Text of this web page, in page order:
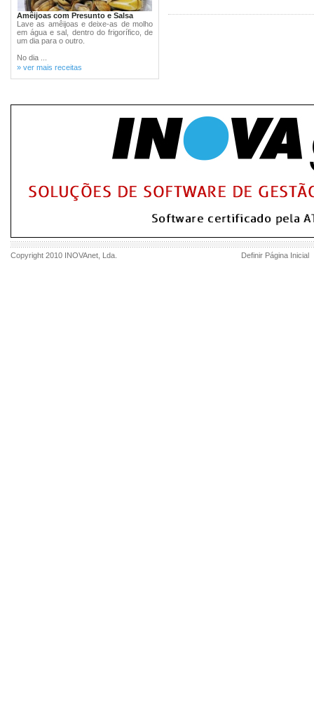
Amêijoas com Presunto e Salsa
Lave as amêijoas e deixe-as de molho
em água e sal, dentro do frigorífico, de
um dia para o outro.
No dia ...
» ver mais receitas
Copyright 2010 INOVAnet , Lda. Definir Página Inicial